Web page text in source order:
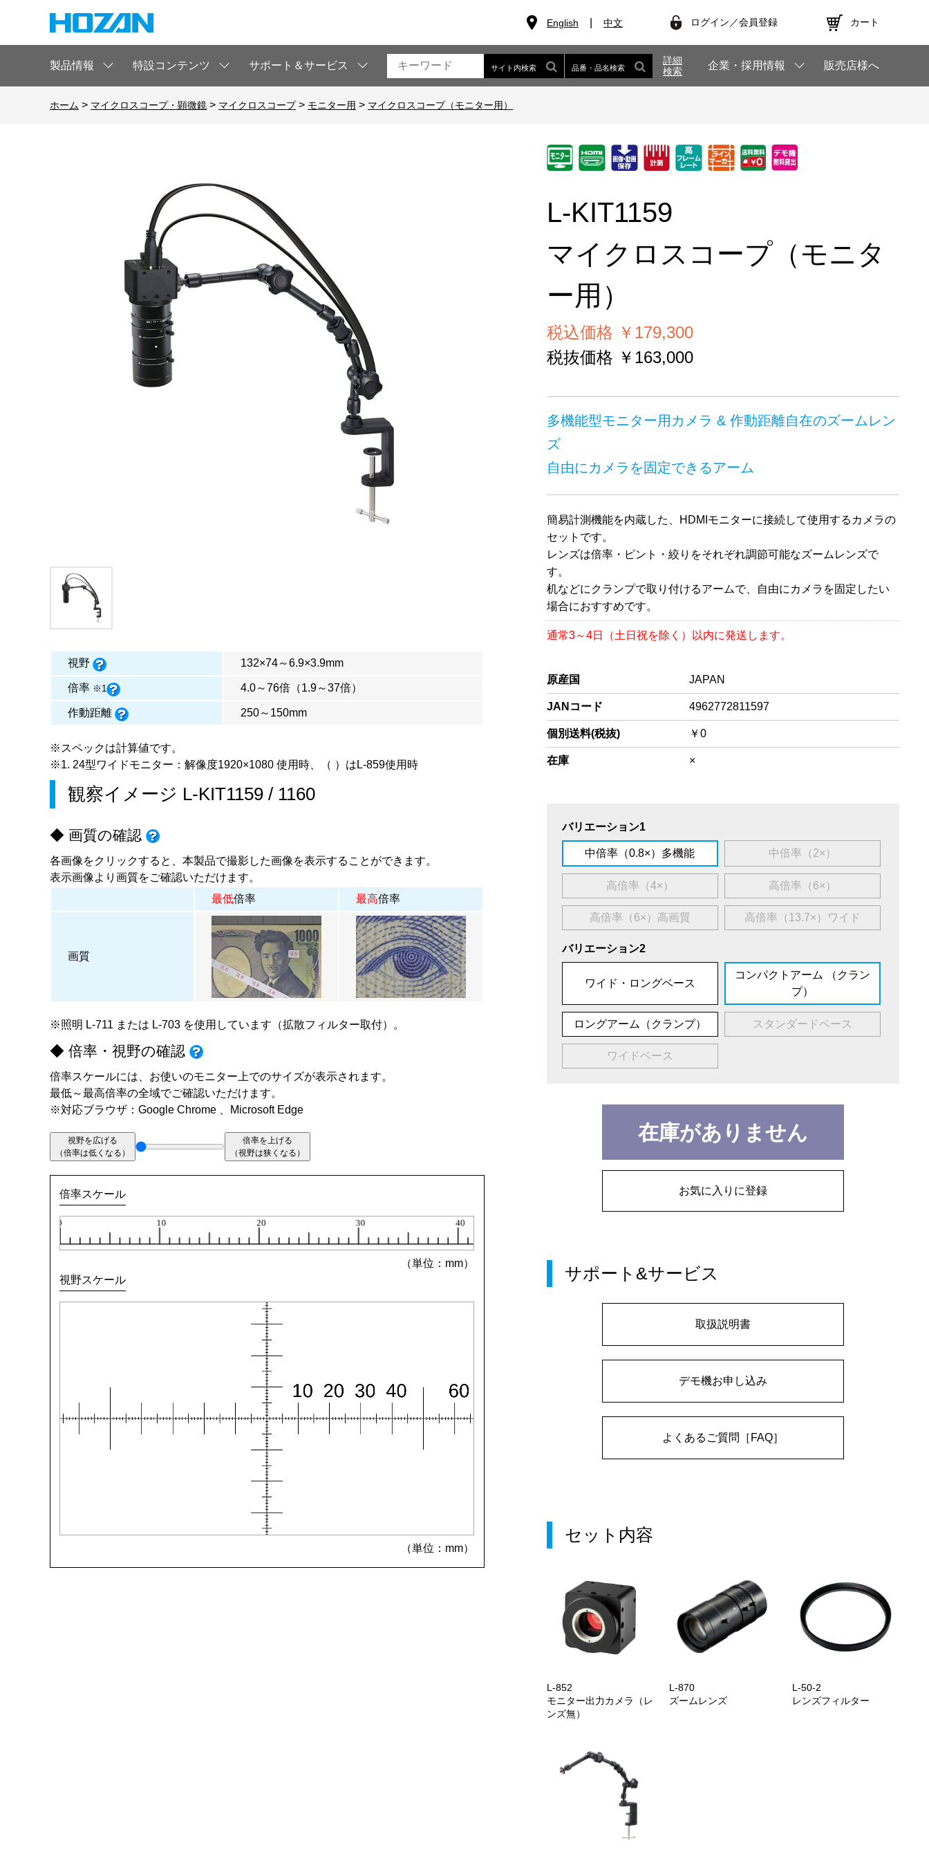
English 中文 ログイン／会員登録 カート
製品情報 特設コンテンツ サポート＆サービス サイト内検索 品番・品名検索
詳細
検索
企業・採用情報 販売店様へ
ホーム > マイクロスコープ・顕微鏡 > マイクロスコープ > モニター用 > マイクロスコープ（モニター用）
視野 132×74～6.9×3.9mm
倍率 ※1 4.0～76倍（1.9～37倍）
作動距離 250～150mm
※スペックは計算値です。
※1. 24型ワイドモニター：解像度1920×1080 使用時、（ ）はL-859使用時
観察イメージ L-KIT1159 / 1160
◆ 画質の確認
各画像をクリックすると、本製品で撮影した画像を表示することができます。
表示画像より画質をご確認いただけます。
最低倍率 最高倍率
画質
※照明 L-711 または L-703 を使用しています（拡散フィルター取付）。
◆ 倍率・視野の確認
倍率スケールには、お使いのモニター上でのサイズが表示されます。
最低～最高倍率の全域でご確認いただけます。
※対応ブラウザ：Google Chrome 、Microsoft Edge
視野を広げる
（倍率は低くなる）
倍率を上げる
（視野は狭くなる）
倍率スケール
（単位：mm）
視野スケール
（単位：mm）
L-KIT1159
マイクロスコープ（モニタ
ー用）
税込価格 ￥179,300
税抜価格 ￥163,000
多機能型モニター用カメラ & 作動距離自在のズームレン
ズ
自由にカメラを固定できるアーム
簡易計測機能を内蔵した、HDMIモニターに接続して使用するカメラの
セットです。
レンズは倍率・ピント・絞りをそれぞれ調節可能なズームレンズで
す。
机などにクランプで取り付けるアームで、自由にカメラを固定したい
場合におすすめです。
通常3～4日（土日祝を除く）以内に発送します。
原産国 JAPAN
JANコード 4962772811597
個別送料(税抜) ￥0
在庫 ×
バリエーション1
中倍率（0.8×）多機能 中倍率（2×）
高倍率（4×） 高倍率（6×）
高倍率（6×）高画質 高倍率（13.7×）ワイド
バリエーション2
ワイド・ロングベース
コンパクトアーム （クラン
プ）
ロングアーム（クランプ） スタンダードベース
ワイドベース
在庫がありません
お気に入りに登録
サポート&サービス
取扱説明書
デモ機お申し込み
よくあるご質問［FAQ］
セット内容
L-852
モニター出力カメラ（レ
ンズ無）
L-870
ズームレンズ
L-50-2
レンズフィルター